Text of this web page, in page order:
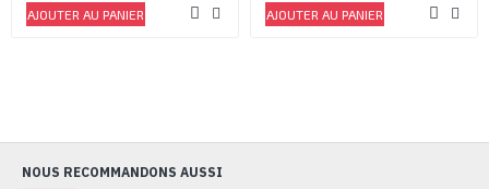
AJOUTER AU PANIER AJOUTER AU PANIER
NOUS RECOMMANDONS AUSSI